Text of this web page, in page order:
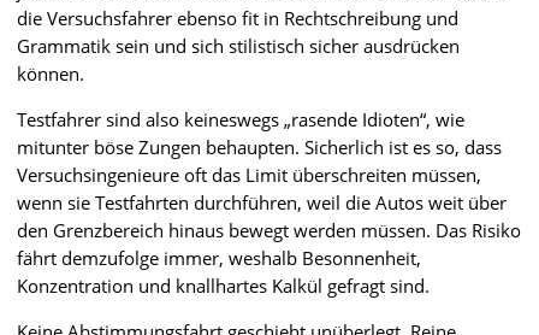
die Versuchsfahrer ebenso fit in Rechtschreibung und
Grammatik sein und sich stilistisch sicher ausdrücken
können.
Testfahrer sind also keineswegs „rasende Idioten“, wie
mitunter böse Zungen behaupten. Sicherlich ist es so, dass
Versuchsingenieure oft das Limit überschreiten müssen,
wenn sie Testfahrten durchführen, weil die Autos weit über
den Grenzbereich hinaus bewegt werden müssen. Das Risiko
fährt demzufolge immer, weshalb Besonnenheit,
Konzentration und knallhartes Kalkül gefragt sind.